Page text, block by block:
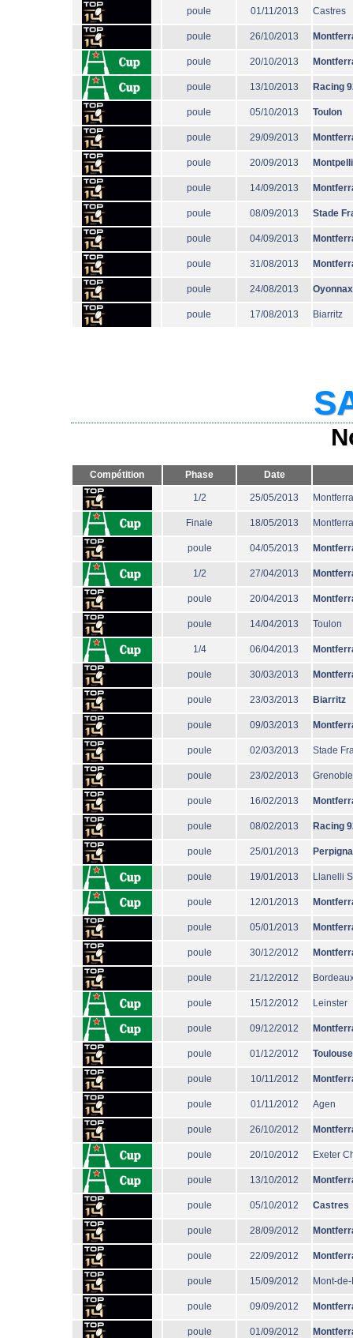
poule 01/11/2013 Castres
poule 26/10/2013
poule 20/10/2013
poule 13/10/2013 Racing
poule 05/10/2013 Toulon
poule 29/09/2013
poule 20/09/2013
poule 14/09/2013
poule 08/09/2013 Stade
poule 04/09/2013
poule 31/08/2013
poule 24/08/2013 Oyonnax
poule 17/08/2013 Biarritz
Compétition Phase Date
1/2 25/05/2013
Finale 18/05/2013
poule 04/05/2013
1/2 27/04/2013
poule 20/04/2013
poule 14/04/2013 Toulon
1/4 06/04/2013
poule 30/03/2013
poule 23/03/2013 Biarritz
poule 09/03/2013
poule 02/03/2013 Stade
poule 23/02/2013 Grenoble
poule 16/02/2013
poule 08/02/2013 Racing
poule 25/01/2013
poule 19/01/2013 Llanelli
poule 12/01/2013
poule 05/01/2013
poule 30/12/2012
poule 21/12/2012
poule 15/12/2012 Leinster
poule 09/12/2012
poule 01/12/2012 Toulouse
poule 10/11/2012
poule 01/11/2012 Agen
poule 26/10/2012
poule 20/10/2012 Exeter
poule 13/10/2012
poule 05/10/2012 Castres
poule 28/09/2012
poule 22/09/2012
poule 15/09/2012 Mont-
poule 09/09/2012
poule 01/09/2012